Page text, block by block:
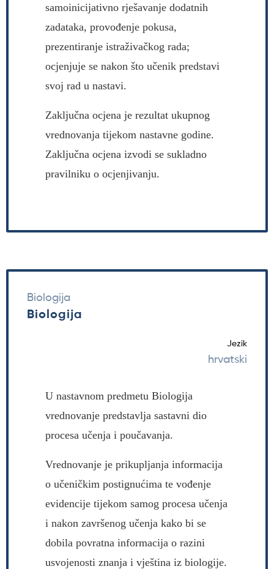
samoinicijativno rješavanje dodatnih
zadataka, provođenje pokusa,
prezentiranje istraživačkog rada;
ocjenjuje se nakon što učenik predstavi
svoj rad u nastavi.
Zaključna ocjena je rezultat ukupnog
vrednovanja tijekom nastavne godine.
Zaključna ocjena izvodi se sukladno
pravilniku o ocjenjivanju.
Biologija
Biologija
Jezik
hrvatski
U nastavnom predmetu Biologija
vrednovanje predstavlja sastavni dio
procesa učenja i poučavanja.
Vrednovanje je prikupljanja informacija
o učeničkim postignućima te vođenje
evidencije tijekom samog procesa učenja
i nakon završenog učenja kako bi se
dobila povratna informacija o razini
usvojenosti znanja i vještina iz biologije.